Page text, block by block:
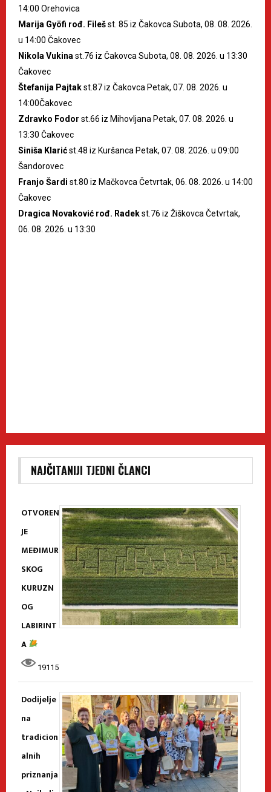
14:00 Orehovica
Marija Gyöfi rođ. Filešst. 85 iz Čakovca Subota, 08. 08. 2026.
u 14:00 Čakovec
Nikola Vukina st.76 iz Čakovca Subota, 08. 08. 2026. u 13:30
Čakovec
Štefanija Pajtakst.87 iz Čakovca Petak, 07. 08. 2026. u
14:00Čakovec
Zdravko Fodor st.66 iz Mihovljana Petak, 07. 08. 2026. u
13:30 Čakovec
Siniša Klarićst.48 iz Kuršanca Petak, 07. 08. 2026. u 09:00
Šandorovec
Franjo Šardi st.80 iz Mačkovca Četvrtak, 06. 08. 2026. u 14:00
Čakovec
Dragica Novaković rođ. Radekst.76 iz Žiškovca Četvrtak,
06. 08. 2026. u 13:30
NAJČITANIJI TJEDNI ČLANCI
OTVOREN
JE
MEĐIMUR
SKOG
KURUZN
OG
LABIRINT
A
19115
Dodijelje
na
tradicion
alnih
priznanja